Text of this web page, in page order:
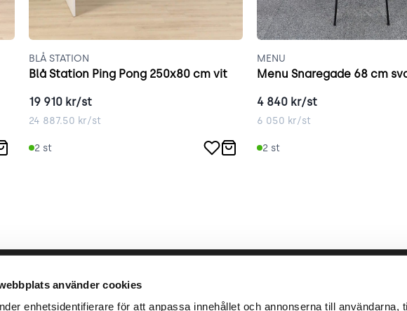
använder cookies
enhetsidentifierare för att anpassa innehållet och annonserna till användarna,
BLÅ STATION
Blå Station Ping Pong 250x80 cm vit
19 910 kr/st
24 887.50 kr/st
2 st
MENU
Menu Snaregade 68 cm
4 840 kr/st
6 050 kr/st
2 st
Vårt hållbara arbete